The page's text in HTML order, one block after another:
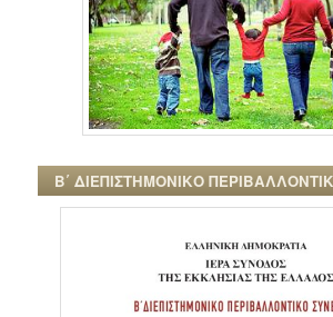
Β΄ ΔΙΕΠΙΣΤΗΜΟΝΙΚΟ